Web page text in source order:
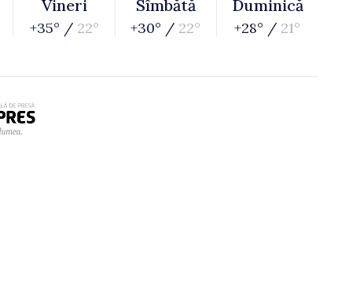
Vineri
+35° / 22°
Sîmbătă
+30° / 22°
Duminică
+28° / 21°